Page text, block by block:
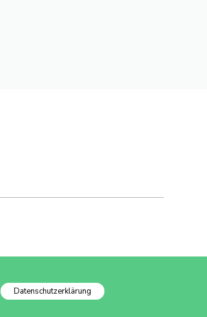
Datenschutzerklärung